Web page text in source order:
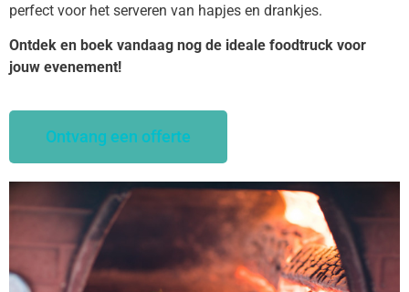
perfect voor het serveren van hapjes en drankjes.
Ontdek en boek vandaag nog de ideale foodtruck voor
jouw evenement!
Ontvang een offerte